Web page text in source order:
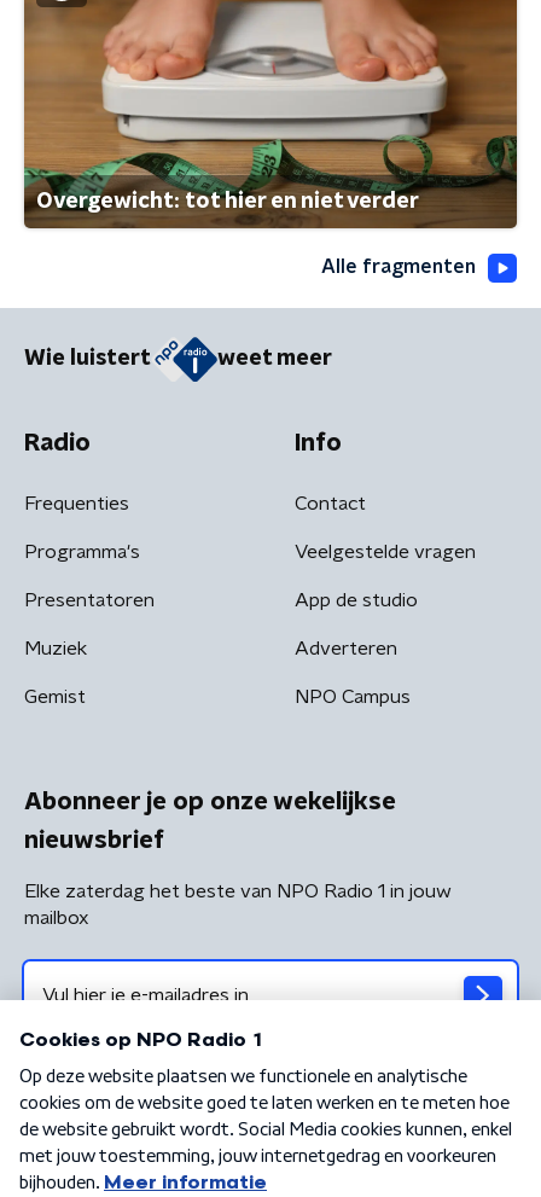
Overgewicht: tot hier en niet verder
Alle fragmenten
Wie luistert weet meer
Radio
Frequenties
Programma's
Presentatoren
Muziek
Gemist
Info
Contact
Veelgestelde vragen
App de studio
Adverteren
NPO Campus
Abonneer je op onze wekelijkse
nieuwsbrief
Elke zaterdag het beste van NPO Radio 1 in jouw
mailbox
Algemene voorwaarden